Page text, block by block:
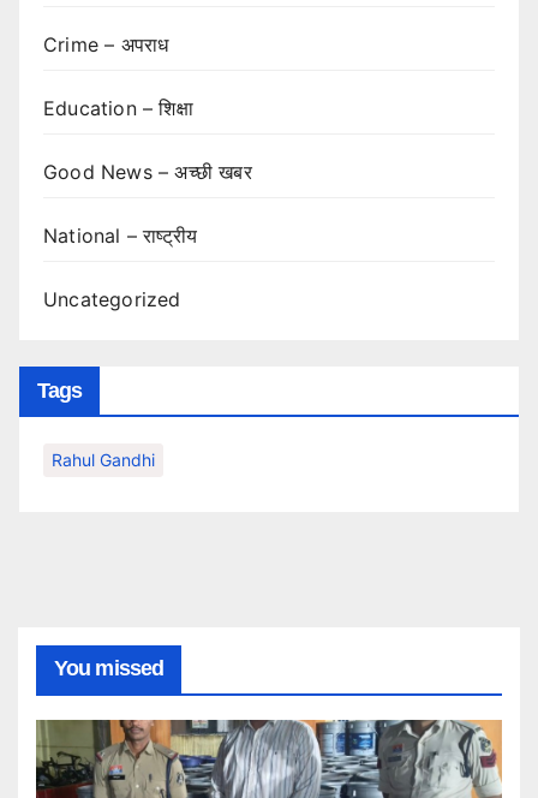
Crime – अपराध
Education – शिक्षा
Good News – अच्छी खबर
National – राष्ट्रीय
Uncategorized
Tags
Rahul Gandhi
You missed